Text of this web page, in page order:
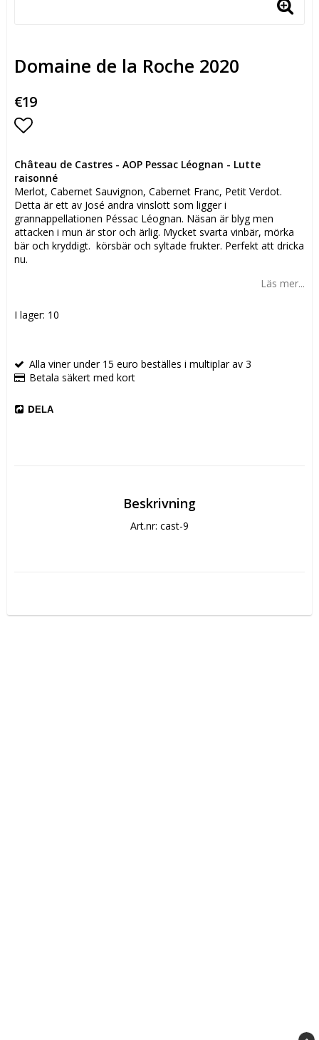
Domaine de la Roche 2020
€19
Château de Castres - AOP Pessac Léognan - Lutte
raisonné
Merlot, Cabernet Sauvignon, Cabernet Franc, Petit Verdot.
Detta är ett av José andra vinslott som ligger i
grannappellationen Péssac Léognan. Näsan är blyg men
attacken i mun är stor och ärlig. Mycket svarta vinbär, mörka
bär och kryddigt. körsbär och syltade frukter. Perfekt att dricka
nu.
Läs mer...
I lager: 10
Alla viner under 15 euro beställes i multiplar av 3
Betala säkert med kort
DELA
Beskrivning
Art.nr: cast-9